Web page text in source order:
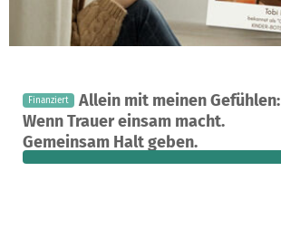
Finanziert
Allein mit meinen Gefühlen:
Wenn Trauer einsam macht.
Gemeinsam Halt geben.
Ein Projekt in München, Deutschland
49
Spenden
100 %
finanziert